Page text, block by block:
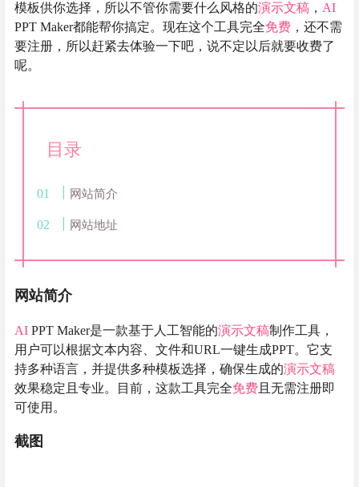
模板供你选择，所以不管你需要什么风格的演示文稿 ， AI
PPT Maker都能帮你搞定。现在这个工具完全免费 ，还不需
要注册，所以赶紧去体验一下吧，说不定以后就要收费了
呢。
目录
网站简介
网站地址
网站简介
AI PPT Maker是一款基于人工智能的演示文稿制作工具，
用户可以根据文本内容、文件和URL一键生成PPT。它支
持多种语言，并提供多种模板选择，确保生成的演示文稿
效果稳定且专业。目前，这款工具完全免费 且无需注册即
可使用。
截图